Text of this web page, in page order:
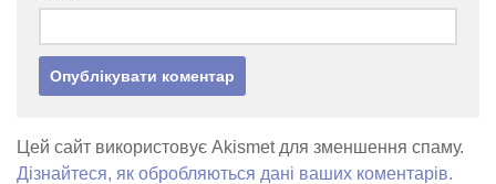
Цей сайт використовує Akismet для зменшення спаму.
Дізнайтеся, як обробляються дані ваших коментарів.